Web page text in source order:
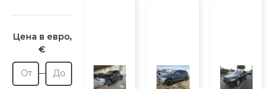
Цена в евро,
€
От До